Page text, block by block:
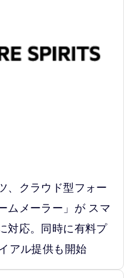
、クラウド型フォー
ムメーラー」が スマ
対応。同時に有料プ
アル提供も開始